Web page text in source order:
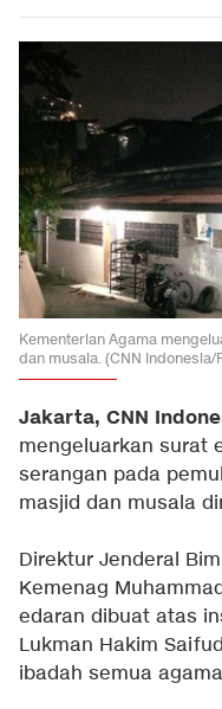
Kementerian Agama
dan musala. (CNN Indonesia/
Jakarta, CNN
mengeluarkan surat
serangan pada
masjid dan musala
Direktur Jenderal
Kemenag
edaran dibuat atas
Lukman Hakim
ibadah semua